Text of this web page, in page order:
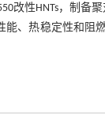
改性HNTs，制备
能、热稳定性和